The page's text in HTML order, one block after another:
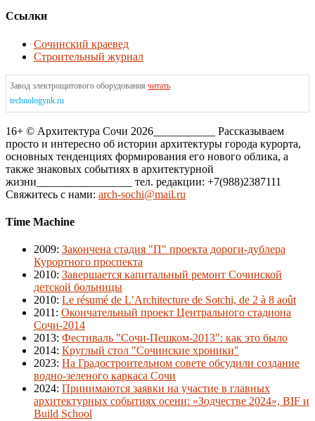
Ссылки
Сочинский краевед
Строительный журнал
Завод электрощитового оборудования читать
technologynk.ru
16+ © Архитектура Сочи 2026___________ Рассказываем
просто и интересно об истории архитектуры города курорта,
основных тенденциях формирования его нового облика, а
также знаковых событиях в архитектурной
жизни_________________ тел. редакции: +7(988)2387111
Свяжитесь с нами: arch-sochi@mail.ru
Time Machine
2009: Закончена стадия "П" проекта дороги-дублера
Курортного проспекта
2010: Завершается капитальный ремонт Сочинской
детской больницы
2010: Le résumé de L’Architecture de Sotchi, de 2 à 8 août
2011 : Окончательный проект Центрального стадиона
Сочи-2014
2013: Фестиваль "Сочи-Пешком-2013": как это было
2014: Круглый стол "Сочинские хроники"
2023: На Градостроительном совете обсудили создание
водно-зеленого каркаса Сочи
2024: Принимаются заявки на участие в главных
архитектурных событиях осени: «Зодчестве 2024», BIF и
Build School